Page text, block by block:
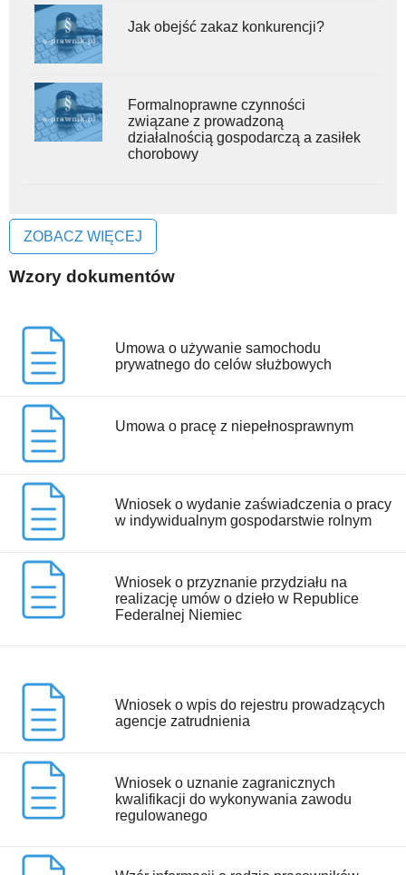
Jak obejść zakaz konkurencji?
Formalnoprawne czynności
związane z prowadzoną
działalnością gospodarczą a zasiłek
chorobowy
ZOBACZ WIĘCEJ
Wzory dokumentów
Umowa o używanie samochodu
prywatnego do celów służbowych
Umowa o pracę z niepełnosprawnym
Wniosek o wydanie zaświadczenia o pracy
w indywidualnym gospodarstwie rolnym
Wniosek o przyznanie przydziału na
realizację umów o dzieło w Republice
Federalnej Niemiec
Wniosek o wpis do rejestru prowadzących
agencje zatrudnienia
Wniosek o uznanie zagranicznych
kwalifikacji do wykonywania zawodu
regulowanego